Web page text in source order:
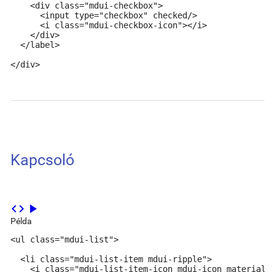
    <div class="mdui-checkbox">
      <input type="checkbox" checked/>
      <i class="mdui-checkbox-icon"></i>
    </div>
  </label>
</div>
Kapcsoló
code play_arrow
Példa
<ul class="mdui-list">
  <li class="mdui-list-item mdui-ripple">
<i class="mdui-list-item-icon mdui-icon material-